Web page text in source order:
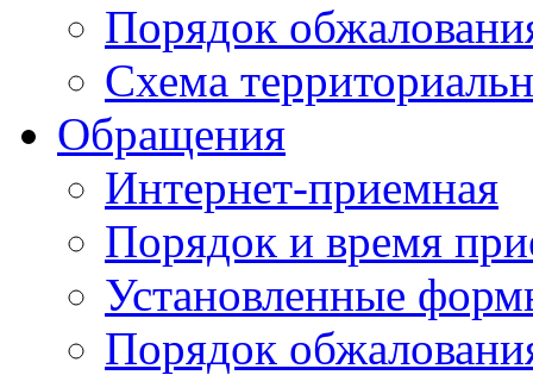
Порядок
Схема
Обращения
Интернет-приемная
Порядок и время
Установленные
Порядок